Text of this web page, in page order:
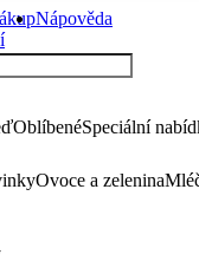
Nápověda
OblíbenéSpeciální
Ovoce a zelenina